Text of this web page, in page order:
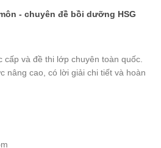
- chuyên đề bồi dưỡng HSG
cấp và đề thi lớp chuyên toàn quốc.
nâng cao, có lời giải chi tiết và hoàn